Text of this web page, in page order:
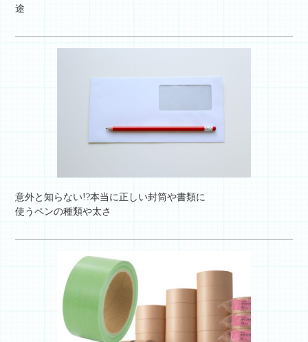
途
意外と知らない!?本当に正しい封筒や書類に
使うペンの種類や太さ